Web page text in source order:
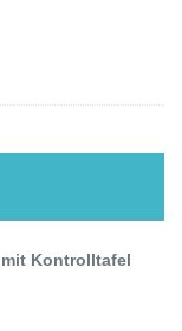
Kontrolltafel